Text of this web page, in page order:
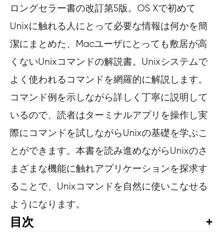
ロングセラー書の改訂第5版。OS Xで初めて
Unixに触れる人にとって必要な情報は何かを簡
潔にまとめた、Macユーザにとっても敷居が高
くないUnixコマンドの解説書。Unixシステムで
よく使われるコマンドを網羅的に解説します。
コマンド例を示しながら詳しく丁寧に説明して
いるので、読者はターミナルアプリを操作し実
際にコマンドを試しながらUnixの基礎を学ぶこ
とができます。本書を読み進めながらUnixのさ
まざまな機能に触れアプリケーションを探求す
ることで、Unixコマンドを自然に使いこなせる
ようになります。
目次